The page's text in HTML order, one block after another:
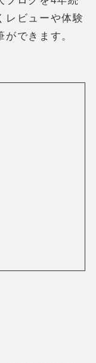
レビューや体験
できます。